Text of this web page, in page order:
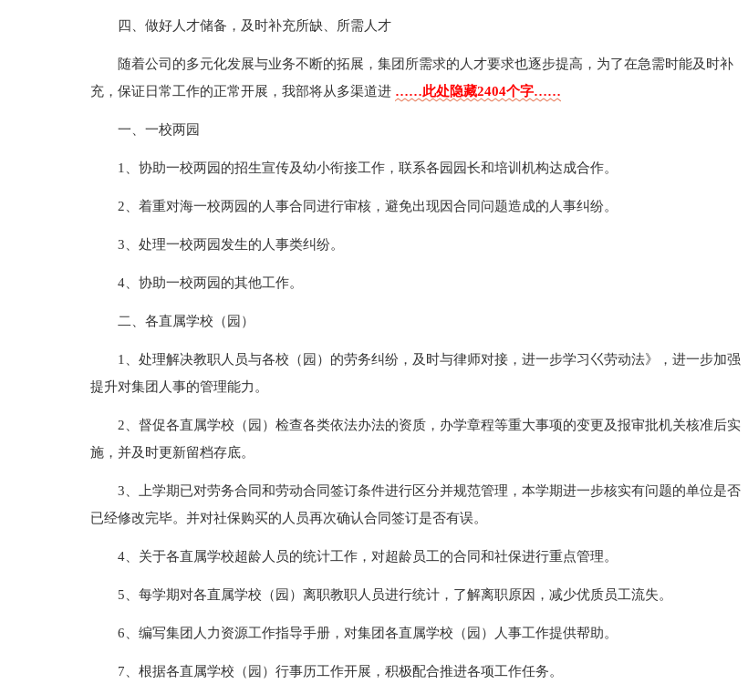
四、做好人才储备，及时补充所缺、所需人才
随着公司的多元化发展与业务不断的拓展，集团所需求的人才要求也逐步提高，为了在急需时能及时补
充，保证日常工作的正常开展，我部将从多渠道进 ……此处隐藏2404个字……
一、一校两园
1、协助一校两园的招生宣传及幼小衔接工作，联系各园园长和培训机构达成合作。
2、着重对海一校两园的人事合同进行审核，避免出现因合同问题造成的人事纠纷。
3、处理一校两园发生的人事类纠纷。
4、协助一校两园的其他工作。
二、各直属学校（园）
1、处理解决教职人员与各校（园）的劳务纠纷，及时与律师对接，进一步学习巜劳动法》，进一步加强
提升对集团人事的管理能力。
2、督促各直属学校（园）检查各类依法办法的资质，办学章程等重大事项的变更及报审批机关核准后实
施，并及时更新留档存底。
3、上学期已对劳务合同和劳动合同签订条件进行区分并规范管理，本学期进一步核实有问题的单位是否
已经修改完毕。并对社保购买的人员再次确认合同签订是否有误。
4、关于各直属学校超龄人员的统计工作，对超龄员工的合同和社保进行重点管理。
5、每学期对各直属学校（园）离职教职人员进行统计，了解离职原因，减少优质员工流失。
6、编写集团人力资源工作指导手册，对集团各直属学校（园）人事工作提供帮助。
7、根据各直属学校（园）行事历工作开展，积极配合推进各项工作任务。